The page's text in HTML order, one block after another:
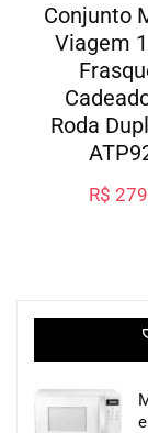
Conjunto
Viagem
Roda
R$